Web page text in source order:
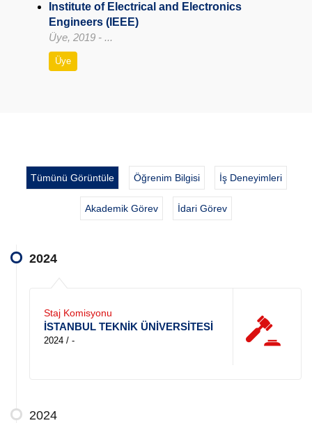
Institute of Electrical and Electronics
Engineers (IEEE)
Üye, 2019 - ...
Üye
Tümünü Görüntüle Öğrenim Bilgisi İş Deneyimleri
Akademik Görev İdari Görev
2024
Staj Komisyonu
İSTANBUL TEKNİK ÜNİVERSİTESİ
2024 / -
2024